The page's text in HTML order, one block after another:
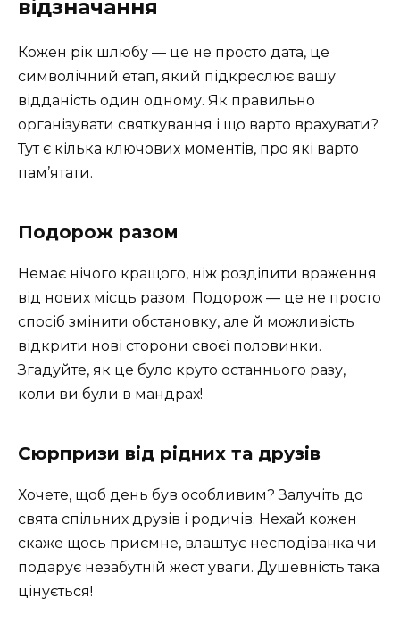
відзначання
Кожен рік шлюбу — це не просто дата, це
символічний етап, який підкреслює вашу
відданість один одному. Як правильно
організувати святкування і що варто врахувати?
Тут є кілька ключових моментів, про які варто
пам’ятати.
Подорож разом
Немає нічого кращого, ніж розділити враження
від нових місць разом. Подорож — це не просто
спосіб змінити обстановку, але й можливість
відкрити нові сторони своєї половинки.
Згадуйте, як це було круто останнього разу,
коли ви були в мандрах!
Сюрпризи від рідних та друзів
Хочете, щоб день був особливим? Залучіть до
свята спільних друзів і родичів. Нехай кожен
скаже щось приємне, влаштує несподіванка чи
подарує незабутній жест уваги. Душевність така
цінується!